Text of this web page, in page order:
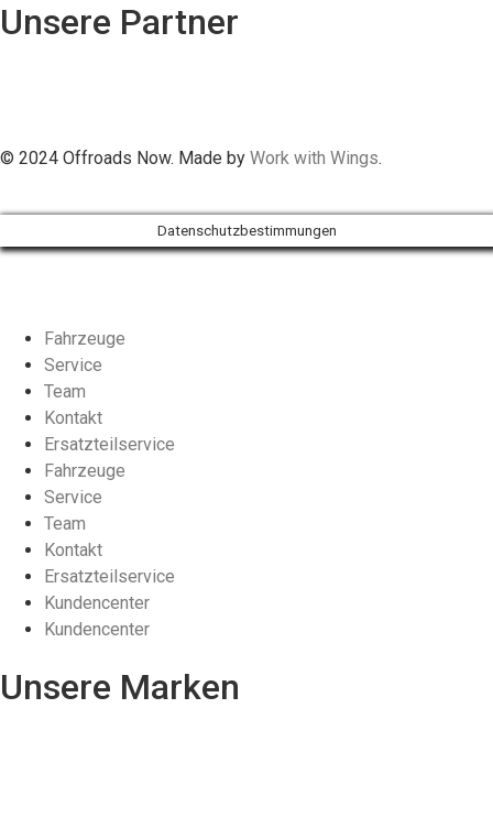
Unsere Partner
© 2024 Offroads Now. Made by Work with Wings.
Datenschutzbestimmungen
Fahrzeuge
Service
Team
Kontakt
Ersatzteilservice
Fahrzeuge
Service
Team
Kontakt
Ersatzteilservice
Kundencenter
Kundencenter
Unsere Marken